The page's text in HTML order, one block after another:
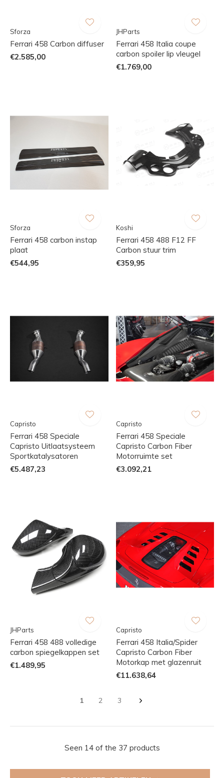
Sforza
Ferrari 458 Carbon diffuser
€2.585,00
JHParts
Ferrari 458 Italia coupe
carbon spoiler lip vleugel
€1.769,00
Sforza
Ferrari 458 carbon instap
plaat
€544,95
Koshi
Ferrari 458 488 F12 FF
Carbon stuur trim
€359,95
Capristo
Ferrari 458 Speciale
Capristo Uitlaatsysteem
Sportkatalysatoren
€5.487,23
Capristo
Ferrari 458 Speciale
Capristo Carbon Fiber
Motorruimte set
€3.092,21
JHParts
Ferrari 458 488 volledige
carbon spiegelkappen set
€1.489,95
Capristo
Ferrari 458 Italia/Spider
Capristo Carbon Fiber
Motorkap met glazenruit
€11.638,64
1 2 3
Seen 14 of the 37 products